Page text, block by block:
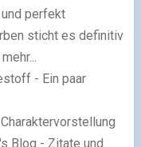
perfekt
sticht es definitiv
- Ein paar
Blog - Zitate und